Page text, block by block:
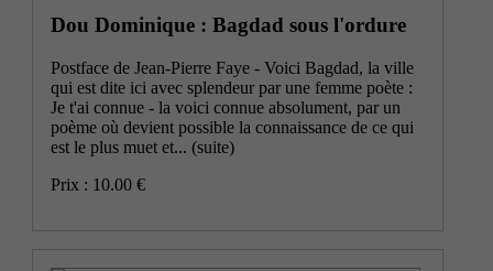
Dou Dominique : Bagdad sous l'ordure
Postface de Jean-Pierre Faye - Voici Bagdad, la ville
qui est dite ici avec splendeur par une femme poète :
Je t'ai connue - la voici connue absolument, par un
poème où devient possible la connaissance de ce qui
est le plus muet et...(suite)
Prix : 10.00 €